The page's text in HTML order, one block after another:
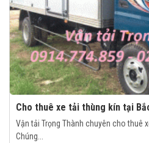
Cho thuê xe tải thùng kín tại
Vận tải Trọng Thành chuyên cho thuê
Chúng...